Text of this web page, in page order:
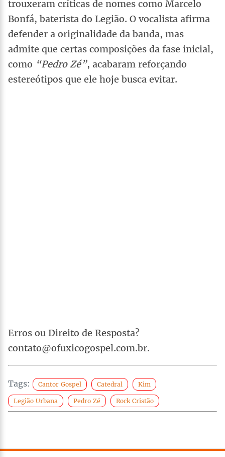
trouxeram críticas de nomes como Marcelo
Bonfá, baterista do Legião. O vocalista afirma
defender a originalidade da banda, mas
admite que certas composições da fase inicial,
como “Pedro Zé”, acabaram reforçando
estereótipos que ele hoje busca evitar.
Erros ou Direito de Resposta?
contato@ofuxicogospel.com.br.
Tags: Cantor Gospel Catedral Kim
Legião Urbana Pedro Zé Rock Cristão